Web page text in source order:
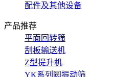
配件及其他设备
产品推荐
平面回转筛
刮板输送机
Z型提升机
YK系列圆振动筛